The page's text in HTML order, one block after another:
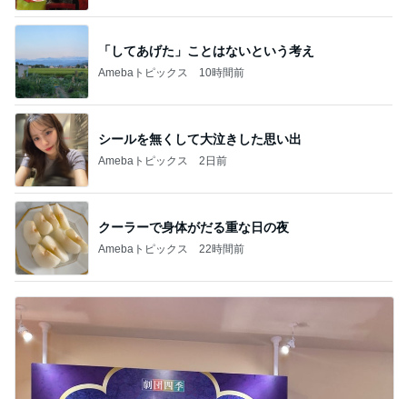
「してあげた」ことはないという考え
Amebaトピックス 10時間前
シールを無くして大泣きした思い出
Amebaトピックス 2日前
クーラーで身体がだる重な日の夜
Amebaトピックス 22時間前